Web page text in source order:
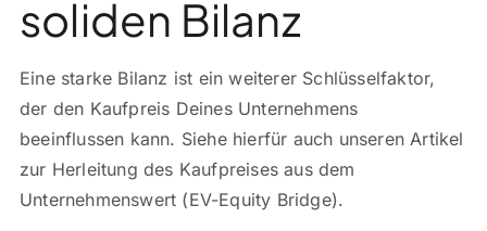
soliden Bilanz
Eine starke Bilanz ist ein weiterer Schlüsselfaktor,
der den Kaufpreis Deines Unternehmens
beeinflussen kann. Siehe hierfür auch unseren Artikel
zur Herleitung des Kaufpreises aus dem
Unternehmenswert (EV-Equity Bridge).